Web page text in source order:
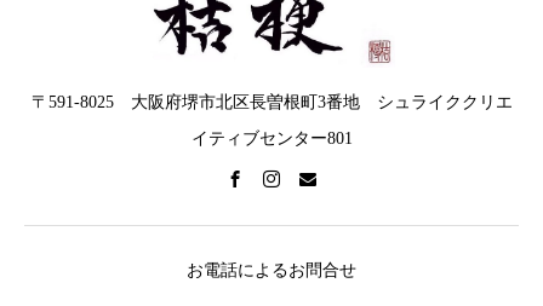
〒591-8025 大阪府堺市北区長曽根町3番地 シュライククリエ
イティブセンター801
お電話によるお問合せ